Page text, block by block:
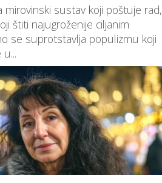
mirovinski sustav koji poštuje rad,
štiti najugroženije ciljanim
se suprotstavlja populizmu koji